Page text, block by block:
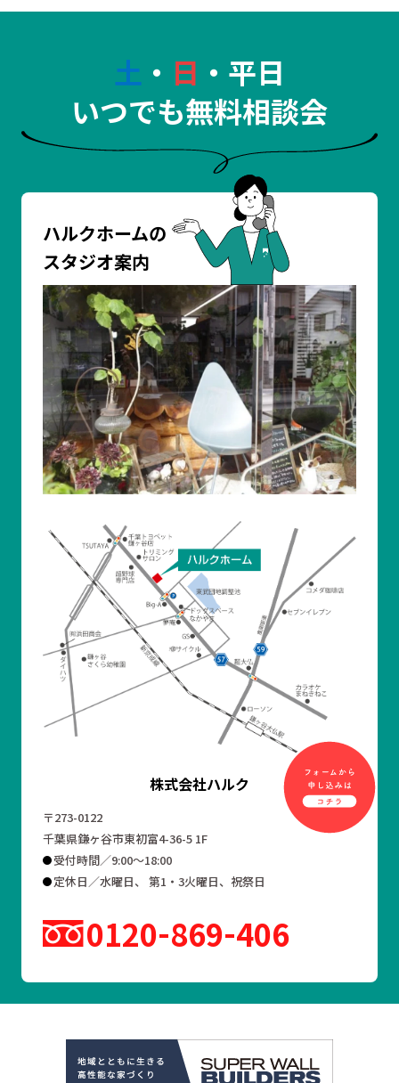
土 ・ 日 ・平日
いつでも無料相談会
ハルクホームの
スタジオ案内
株式会社ハルク
〒273-0122
千葉県鎌ヶ谷市東初富4-36-5 1F
受付時間／9:00～18:00
定休日／水曜日、 第1・3火曜日、祝祭日
0120 869 406